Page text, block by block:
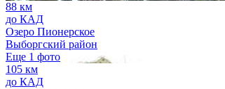
88 км
до КАД
Озеро Пионерское
Выборгский район
Еще 1 фото
105 км
до КАД